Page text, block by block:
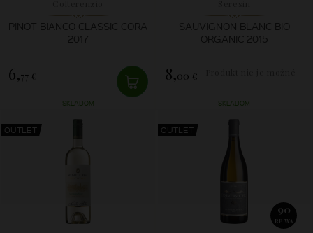
PINOT BIANCO CLASSIC CORA
2017
6,77 €
SKLADOM
SAUVIGNON BLANC BIO
ORGANIC 2015
8,00 €
SKLADOM
OUTLET OUTLET
90
RP WA